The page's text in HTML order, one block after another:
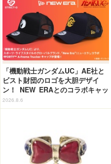
「機動戦士ガンダムUC」AE社と
ビスト財団のロゴを大胆デザイ
ン！ NEW ERAとのコラボキャッ
プが新登場！
2026.8.6